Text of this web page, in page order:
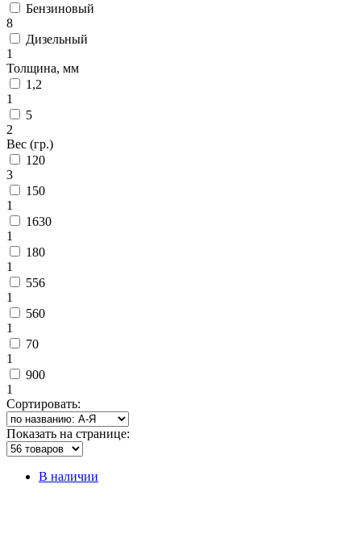
Бензиновый
8
Дизельный
1
Толщина, мм
1,2
1
5
2
Вес (гр.)
120
3
150
1
1630
1
180
1
556
1
560
1
70
1
900
1
Сортировать:
Показать на странице:
В наличии